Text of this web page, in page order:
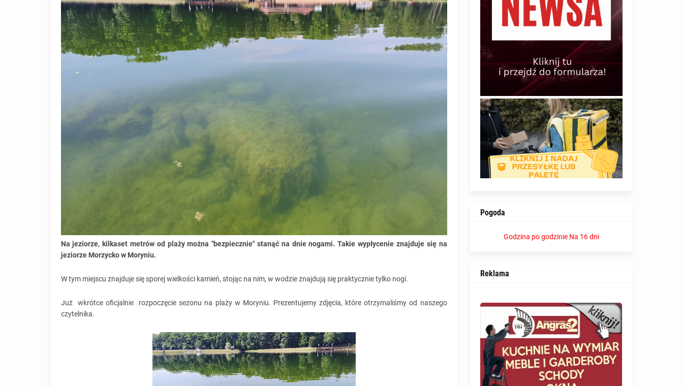
Na jeziorze, kilkaset metrów od plaży można "bezpiecznie" stanąć na dnie nogami. Takie wypłycenie znajduje się na
jeziorze Morzycko w Moryniu.
W tym miejscu znajduje się sporej wielkości kamień, stojąc na nim, w wodzie znajdują się praktycznie tylko nogi.
Już wkrótce oficjalnie rozpoczęcie sezonu na plaży w Moryniu. Prezentujemy zdjęcia, które otrzymaliśmy od naszego
czytelnika.
Pogoda
Godzina po godzinie Na 16 dni
Reklama